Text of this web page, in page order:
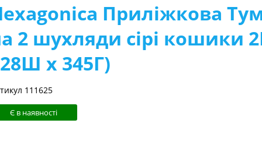
Тумби - 1 Шухляда
Тумби - 2 Шухляди
Тумби - 3 Шухляди
Пенали - 3 шухляди
Пенали - 4 шухляди
Пенали - 6 шухляд
Пенали - 9 шухляд
Приліжкова
2 шухляди сірі кошики
х 345Г)
111625
Є в наявності